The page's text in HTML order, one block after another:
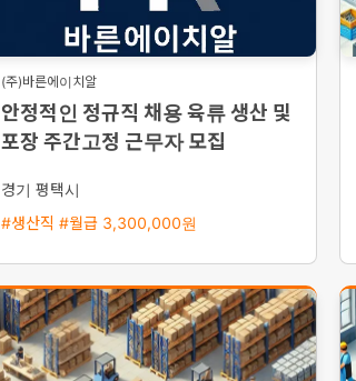
(주)바른에이치알
안정적인 정규직 채용 육류 생산 및
포장 주간고정 근무자 모집
경기 평택시
#생산직 #월급 3,300,000원